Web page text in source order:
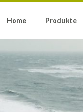
Home Produkte